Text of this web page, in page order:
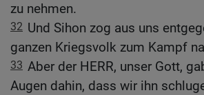
zu nehmen.
32 Und Sihon zog aus uns
ganzen Kriegsvolk zum Kampf
33 Aber der HERR, unser Gott,
Augen dahin, dass wir ihn